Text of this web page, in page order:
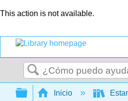
This action is not available.
Buscar
Expandir/
Inicio